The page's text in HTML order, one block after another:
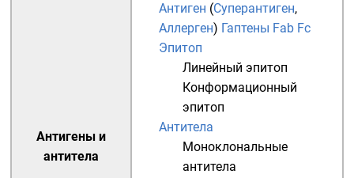
Антигены и
антитела
Антиген (Суперантиген,
Аллерген) Гаптены Fab Fc
Эпитоп
Линейный эпитоп
Конформационный
эпитоп
Антитела
Моноклональные
антитела